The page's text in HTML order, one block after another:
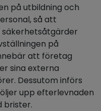
på utbildning och
så att
på
att företag
sina externa
Dessutom införs
upp efterlevnaden
brister.